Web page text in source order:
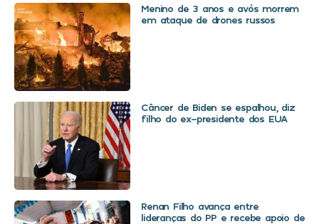
Menino de 3 anos e avós morrem
em ataque de drones russos
Câncer de Biden se espalhou, diz
filho do ex-presidente dos EUA
Renan Filho avança entre
lideranças do PP e recebe apoio de